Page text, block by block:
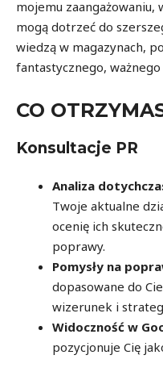
mojemu
mogą dotrzeć do
wiedzą w magazynach,
fantastycznego,
CO
Konsultacje PR
Analiza
Twoje aktualne
ocenię ich
poprawy.
Pomysły na
dopasowane do
wizerunek i
Widoczność w
pozycjonuje Cię